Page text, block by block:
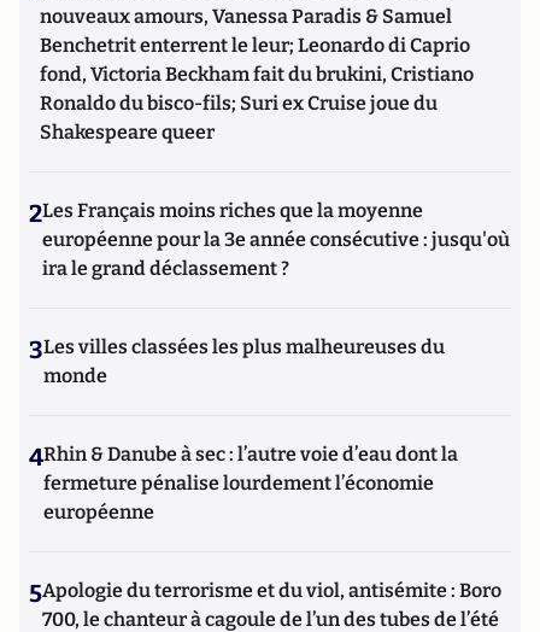
nouveaux amours, Vanessa Paradis & Samuel
Benchetrit enterrent le leur; Leonardo di Caprio
fond, Victoria Beckham fait du brukini, Cristiano
Ronaldo du bisco-fils; Suri ex Cruise joue du
Shakespeare queer
2Les Français moins riches que la moyenne
européenne pour la 3e année consécutive : jusqu'où
ira le grand déclassement ?
3Les villes classées les plus malheureuses du
monde
4Rhin & Danube à sec : l’autre voie d’eau dont la
fermeture pénalise lourdement l’économie
européenne
5Apologie du terrorisme et du viol, antisémite : Boro
700, le chanteur à cagoule de l’un des tubes de l’été